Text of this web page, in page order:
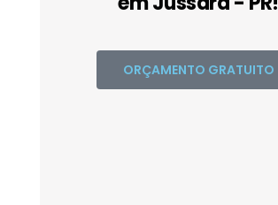
ORÇAMENTO GRATUITO